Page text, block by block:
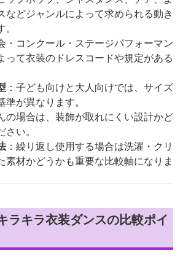
などジャンルによって求められる動き
・コンクール・ステージパフォーマン
って衣装のドレスコードや規定がある
：子ども向けと大人向けでは、サイズ
が異なります。
の場合は、装飾が取れにくい設計かど
い。
：繰り返し使用する場合は洗濯・クリ
素材かどうかも重要な比較軸になりま
ラキラ衣装ダンスの比較ポイ